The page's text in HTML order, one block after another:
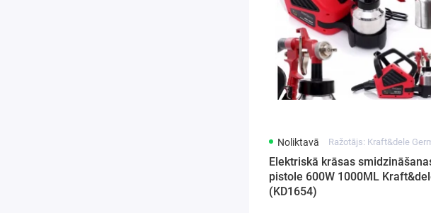
Noliktavā Ražotājs: Kraft&dele
Elektriskā krāsas
pistole 600W 1000ML
(KD1654)